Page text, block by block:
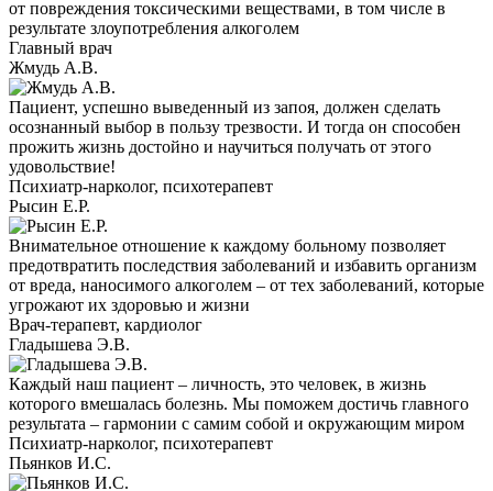
от повреждения токсическими веществами, в том числе в
результате злоупотребления алкоголем
Главный врач
Жмудь А.В.
Пациент, успешно выведенный из запоя, должен сделать
осознанный выбор в пользу трезвости. И тогда он способен
прожить жизнь достойно и научиться получать от этого
удовольствие!
Психиатр-нарколог, психотерапевт
Рысин Е.Р.
Внимательное отношение к каждому больному позволяет
предотвратить последствия заболеваний и избавить организм
от вреда, наносимого алкоголем – от тех заболеваний, которые
угрожают их здоровью и жизни
Врач-терапевт, кардиолог
Гладышева Э.В.
Каждый наш пациент – личность, это человек, в жизнь
которого вмешалась болезнь. Мы поможем достичь главного
результата – гармонии с самим собой и окружающим миром
Психиатр-нарколог, психотерапевт
Пьянков И.С.